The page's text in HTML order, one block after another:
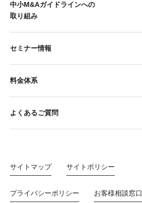
中小M&Aガイドラインへの
取り組み
セミナー情報
料金体系
よくあるご質問
サイトマップ サイトポリシー
プライバシーポリシー お客様相談窓口